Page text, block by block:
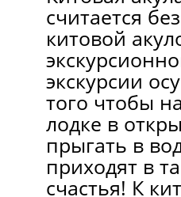
считается
китовой
экскурсии
того чтобы
лодке в
прыгать в
приходят в
счастья! К